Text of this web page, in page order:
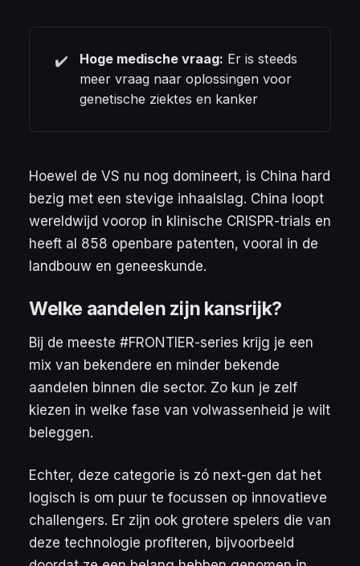
✔️ Hoge medische vraag: Er is steeds
meer vraag naar oplossingen voor
genetische ziektes en kanker
Hoewel de VS nu nog domineert, is China hard
bezig met een stevige inhaalslag. China loopt
wereldwijd voorop in klinische CRISPR-trials en
heeft al 858 openbare patenten, vooral in de
landbouw en geneeskunde.
Welke aandelen zijn kansrijk?
Bij de meeste #FRONTIER-series krijg je een
mix van bekendere en minder bekende
aandelen binnen die sector. Zo kun je zelf
kiezen in welke fase van volwassenheid je wilt
beleggen.
Echter, deze categorie is zó next-gen dat het
logisch is om puur te focussen op innovatieve
challengers. Er zijn ook grotere spelers die van
deze technologie profiteren, bijvoorbeeld